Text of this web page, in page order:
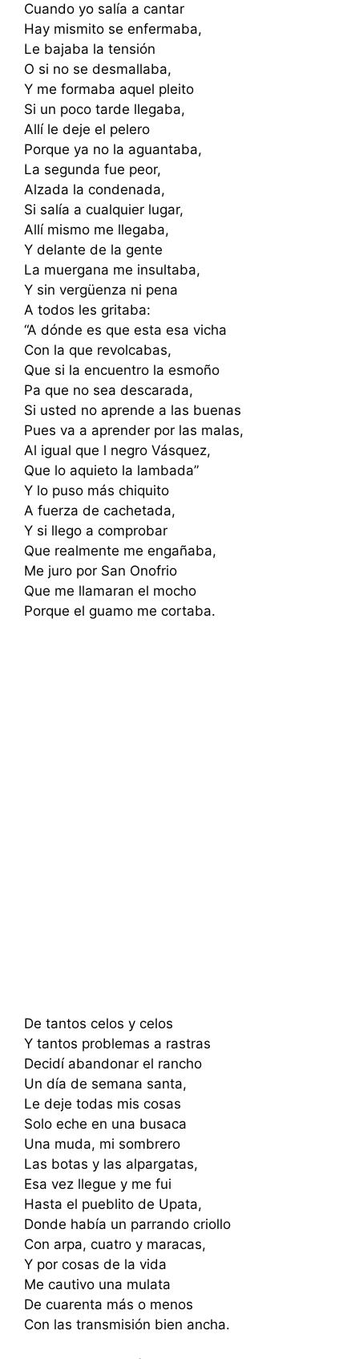
Cuando yo salía a cantar
Hay mismito se enfermaba,
Le bajaba la tensión
O si no se desmallaba,
Y me formaba aquel pleito
Si un poco tarde llegaba,
Allí le deje el pelero
Porque ya no la aguantaba,
La segunda fue peor,
Alzada la condenada,
Si salía a cualquier lugar,
Allí mismo me llegaba,
Y delante de la gente
La muergana me insultaba,
Y sin vergüenza ni pena
A todos les gritaba:
“A dónde es que esta esa vicha
Con la que revolcabas,
Que si la encuentro la esmoño
Pa que no sea descarada,
Si usted no aprende a las buenas
Pues va a aprender por las malas,
Al igual que l negro Vásquez,
Que lo aquieto la lambada”
Y lo puso más chiquito
A fuerza de cachetada,
Y si llego a comprobar
Que realmente me engañaba,
Me juro por San Onofrio
Que me llamaran el mocho
Porque el guamo me cortaba.
De tantos celos y celos
Y tantos problemas a rastras
Decidí abandonar el rancho
Un día de semana santa,
Le deje todas mis cosas
Solo eche en una busaca
Una muda, mi sombrero
Las botas y las alpargatas,
Esa vez llegue y me fui
Hasta el pueblito de Upata,
Donde había un parrando criollo
Con arpa, cuatro y maracas,
Y por cosas de la vida
Me cautivo una mulata
De cuarenta más o menos
Con las transmisión bien ancha.